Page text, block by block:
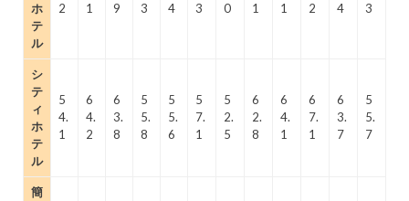
ホ
テ
ル
2
1
9
3
4
3
0
1
1
2
4
3
シ
テ
ィ
ホ
テ
ル
5
4.
1
6
4.
2
6
3.
8
5
5.
8
5
5.
6
5
7.
1
5
2.
5
6
2.
8
6
4.
1
6
7.
1
6
3.
7
5
5.
7
簡